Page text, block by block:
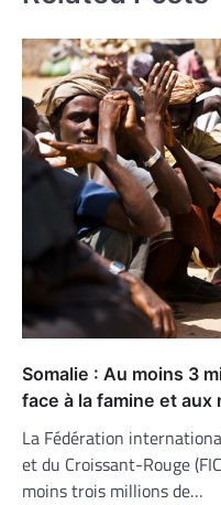
Somalie : Au moins 3
face à la famine et aux
La Fédération
et du Croissant-Rouge
moins trois millions de…